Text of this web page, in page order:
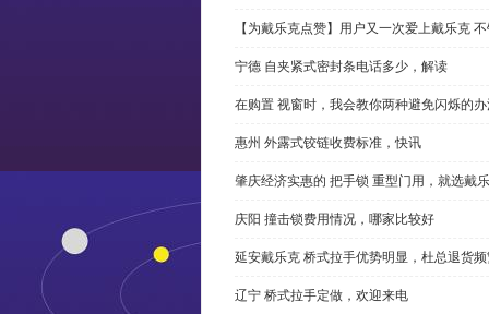
【为戴乐克点赞】用户又一次爱上戴乐克
宁德 自夹紧式密封条电话多少，解读
在购置 视窗时，我会教你两种避免闪烁的
惠州 外露式铰链收费标准，快讯
肇庆经济实惠的 把手锁 重型门用，就选戴
庆阳 撞击锁费用情况，哪家比较好
延安戴乐克 桥式拉手优势明显，杜总退货
辽宁 桥式拉手定做，欢迎来电